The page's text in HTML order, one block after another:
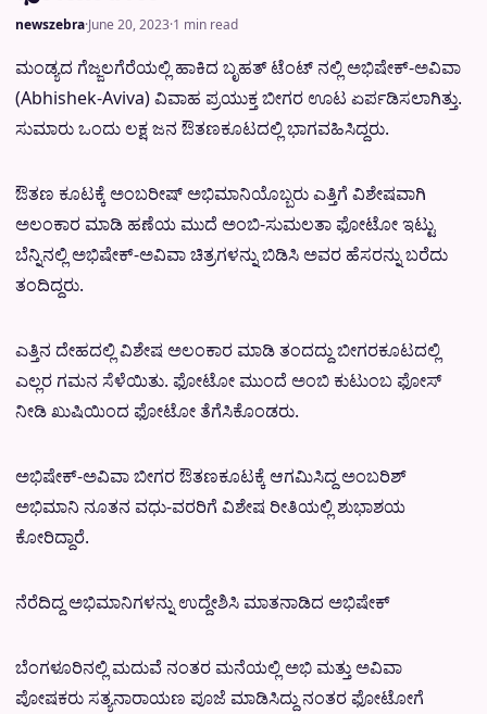
newszebra·June 20, 2023·1 min read
ಮಂಡ್ಯದ ಗೆಜ್ಜಲಗೆರೆಯಲ್ಲಿ ಹಾಕಿದ ಬೃಹತ್ ಟೆಂಟ್ ನಲ್ಲಿ ಅಭಿಷೇಕ್-ಅವಿವಾ
(Abhishek-Aviva) ವಿವಾಹ ಪ್ರಯುಕ್ತ ಬೀಗರ ಊಟ ಏರ್ಪಡಿಸಲಾಗಿತ್ತು.
ಸುಮಾರು ಒಂದು ಲಕ್ಷ ಜನ ಔತಣಕೂಟದಲ್ಲಿ ಭಾಗವಹಿಸಿದ್ದರು.
ಔತಣ ಕೂಟಕ್ಕೆ ಅಂಬರೀಷ್ ಅಭಿಮಾನಿಯೊಬ್ಬರು ಎತ್ತಿಗೆ ವಿಶೇಷವಾಗಿ
ಅಲಂಕಾರ ಮಾಡಿ ಹಣೆಯ ಮುದೆ ಅಂಬಿ-ಸುಮಲತಾ ಫೋಟೋ ಇಟ್ಟು
ಬೆನ್ನಿನಲ್ಲಿ ಅಭಿಷೇಕ್-ಅವಿವಾ ಚಿತ್ರಗಳನ್ನು ಬಿಡಿಸಿ ಅವರ ಹೆಸರನ್ನು ಬರೆದು
ತಂದಿದ್ದರು.
ಎತ್ತಿನ ದೇಹದಲ್ಲಿ ವಿಶೇಷ ಅಲಂಕಾರ ಮಾಡಿ ತಂದದ್ದು ಬೀಗರಕೂಟದಲ್ಲಿ
ಎಲ್ಲರ ಗಮನ ಸೆಳೆಯಿತು. ಫೋಟೋ ಮುಂದೆ ಅಂಬಿ ಕುಟುಂಬ ಫೋಸ್
ನೀಡಿ ಖುಷಿಯಿಂದ ಫೋಟೋ ತೆಗೆಸಿಕೊಂಡರು.
ಅಭಿಷೇಕ್-ಅವಿವಾ ಬೀಗರ ಔತಣಕೂಟಕ್ಕೆ ಆಗಮಿಸಿದ್ದ ಅಂಬರಿಶ್
ಅಭಿಮಾನಿ ನೂತನ ವಧು-ವರರಿಗೆ ವಿಶೇಷ ರೀತಿಯಲ್ಲಿ ಶುಭಾಶಯ
ಕೋರಿದ್ದಾರೆ.
ನೆರೆದಿದ್ದ ಅಭಿಮಾನಿಗಳನ್ನು ಉದ್ದೇಶಿಸಿ ಮಾತನಾಡಿದ ಅಭಿಷೇಕ್
ಬೆಂಗಳೂರಿನಲ್ಲಿ ಮದುವೆ ನಂತರ ಮನೆಯಲ್ಲಿ ಅಭಿ ಮತ್ತು ಅವಿವಾ
ಪೋಷಕರು ಸತ್ಯನಾರಾಯಣ ಪೂಜೆ ಮಾಡಿಸಿದ್ದು ನಂತರ ಫೋಟೋಗೆ